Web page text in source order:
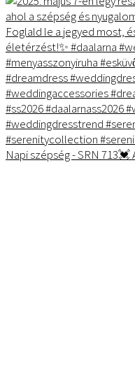
Napi szépség - SRN 713💓